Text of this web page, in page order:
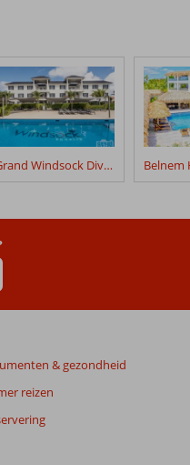
Grand Windsock Dive & Beach Resort
& gezondheid
reizen